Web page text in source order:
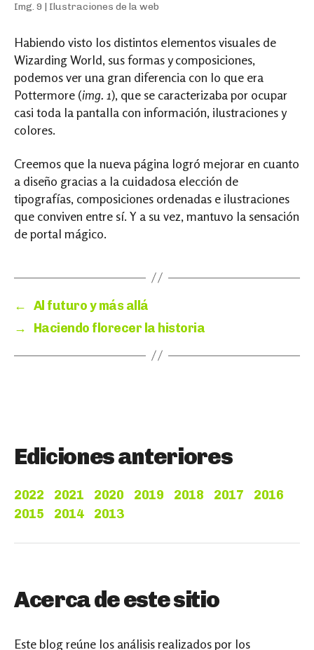
Img. 9 | Ilustraciones de la web
Habiendo visto los distintos elementos visuales de
Wizarding World, sus formas y composiciones,
podemos ver una gran diferencia con lo que era
Pottermore (img. 1), que se caracterizaba por ocupar
casi toda la pantalla con información, ilustraciones y
colores.
Creemos que la nueva página logró mejorar en cuanto
a diseño gracias a la cuidadosa elección de
tipografías, composiciones ordenadas e ilustraciones
que conviven entre sí. Y a su vez, mantuvo la sensación
de portal mágico.
← Al futuro y más allá
→
Haciendo florecer la historia
Ediciones anteriores
2022 2021 2020 2019 2018 2017
2016
2015
2014 2013
Acerca de este sitio
Este blog reúne los análisis realizados por los